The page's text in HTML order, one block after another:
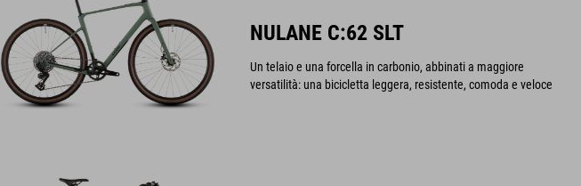
NULANE C:62 SLT
Un telaio e una forcella in carbonio, abbinati a maggiore
versatilità: una bicicletta leggera, resistente, comoda e veloce